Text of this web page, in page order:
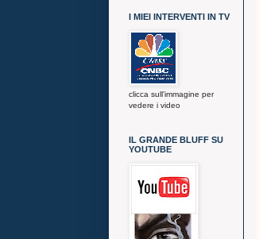
I MIEI INTERVENTI IN TV
clicca sull'immagine per
vedere i video
IL GRANDE BLUFF SU
YOUTUBE